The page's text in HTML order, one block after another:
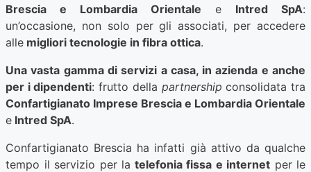
Brescia e Lombardia Orientale e Intred SpA:
un’occasione, non solo per gli associati, per accedere
alle migliori tecnologie in fibra ottica.
Una vasta gamma di servizi a casa, in azienda e anche
per i dipendenti: frutto della partnership consolidata tra
Confartigianato Imprese Brescia e Lombardia Orientale
e Intred SpA.
Confartigianato Brescia ha infatti già attivo da qualche
tempo il servizio per la telefonia fissa e internet per le